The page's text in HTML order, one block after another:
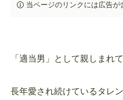
当ページのリンクには広告が
「適当男」として親しまれ
長年愛され続けているタレ